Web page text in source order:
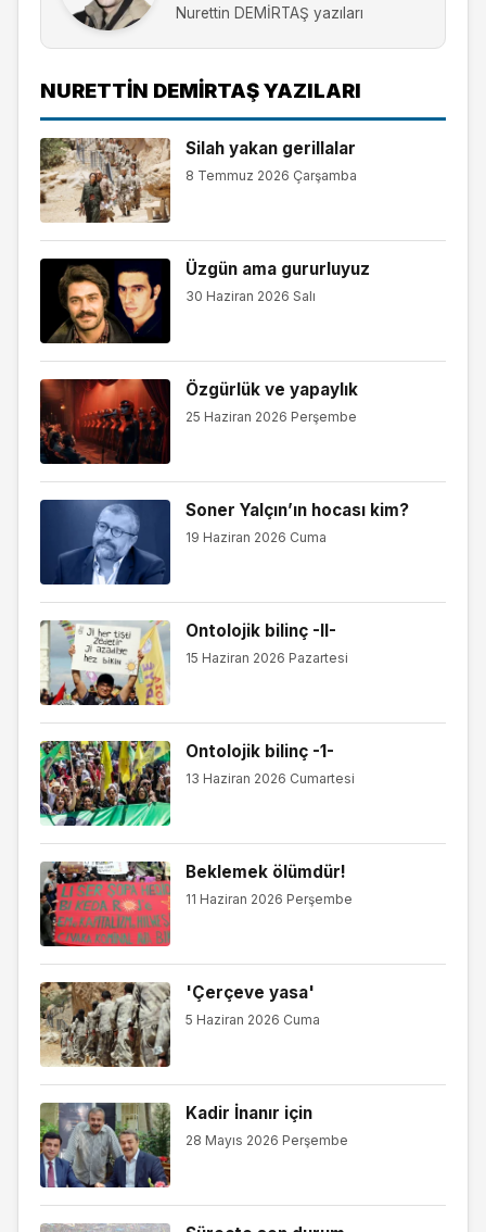
Nurettin DEMİRTAŞ yazıları
NURETTIN DEMİRTAŞ YAZILARI
Silah yakan gerillalar
8 Temmuz 2026 Çarşamba
Üzgün ama gururluyuz
30 Haziran 2026 Salı
Özgürlük ve yapaylık
25 Haziran 2026 Perşembe
Soner Yalçın’ın hocası kim?
19 Haziran 2026 Cuma
Ontolojik bilinç -II-
15 Haziran 2026 Pazartesi
Ontolojik bilinç -1-
13 Haziran 2026 Cumartesi
Beklemek ölümdür!
11 Haziran 2026 Perşembe
'Çerçeve yasa'
5 Haziran 2026 Cuma
Kadir İnanır için
28 Mayıs 2026 Perşembe